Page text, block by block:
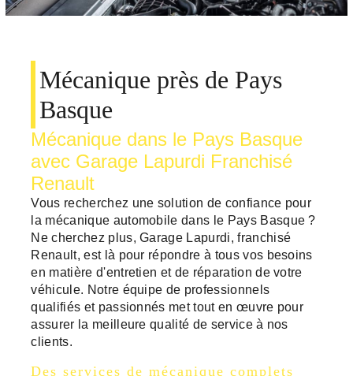
Mécanique près de Pays
Basque
Mécanique dans le Pays Basque
avec Garage Lapurdi Franchisé
Renault
Vous recherchez une solution de confiance pour
la mécanique automobile dans le Pays Basque ?
Ne cherchez plus, Garage Lapurdi, franchisé
Renault, est là pour répondre à tous vos besoins
en matière d'entretien et de réparation de votre
véhicule. Notre équipe de professionnels
qualifiés et passionnés met tout en œuvre pour
assurer la meilleure qualité de service à nos
clients.
Des services de mécanique complets